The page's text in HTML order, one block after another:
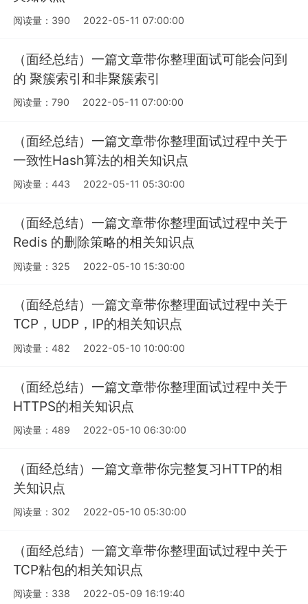
阅读量：390 2022-05-11 07:00:00
（面经总结）一篇文章带你整理面试可能会问到
的 聚簇索引和非聚簇索引
阅读量：790 2022-05-11 07:00:00
（面经总结）一篇文章带你整理面试过程中关于
一致性Hash算法的相关知识点
阅读量：443 2022-05-11 05:30:00
（面经总结）一篇文章带你整理面试过程中关于
Redis 的删除策略的相关知识点
阅读量：325 2022-05-10 15:30:00
（面经总结）一篇文章带你整理面试过程中关于
TCP，UDP，IP的相关知识点
阅读量：482 2022-05-10 10:00:00
（面经总结）一篇文章带你整理面试过程中关于
HTTPS的相关知识点
阅读量：489 2022-05-10 06:30:00
（面经总结）一篇文章带你完整复习HTTP的相
关知识点
阅读量：302 2022-05-10 05:30:00
（面经总结）一篇文章带你整理面试过程中关于
TCP粘包的相关知识点
阅读量：338 2022-05-09 16:19:40